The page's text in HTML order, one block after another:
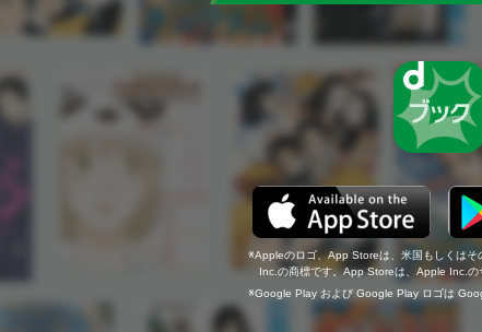
Appleのロゴ、App Storeは、米国もしくはそ
Inc.の商標です。App Storeは、Apple Inc.の
Google Play および Google Play ロゴは